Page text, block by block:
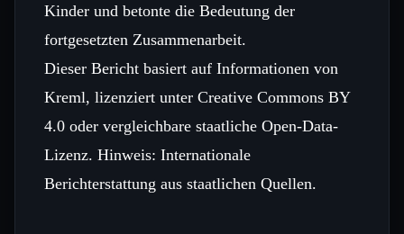
Kinder und betonte die Bedeutung der
fortgesetzten Zusammenarbeit.
Dieser Bericht basiert auf Informationen von
Kreml, lizenziert unter Creative Commons BY
4.0 oder vergleichbare staatliche Open-Data-
Lizenz. Hinweis: Internationale
Berichterstattung aus staatlichen Quellen.